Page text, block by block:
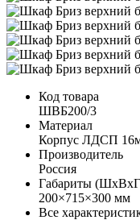
Код товара
ШВБ200/3
Материал
Корпус ЛДСП
Производитель
Россия
Габариты
200×715×300 мм
Все